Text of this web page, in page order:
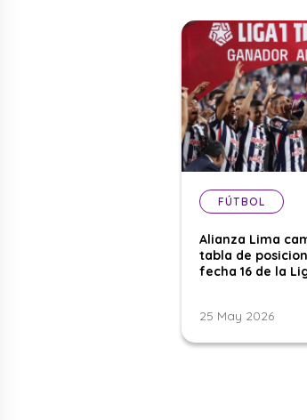
FÚTBOL
Alianza Lima
tabla de
fecha 16 de la
25 May 2026